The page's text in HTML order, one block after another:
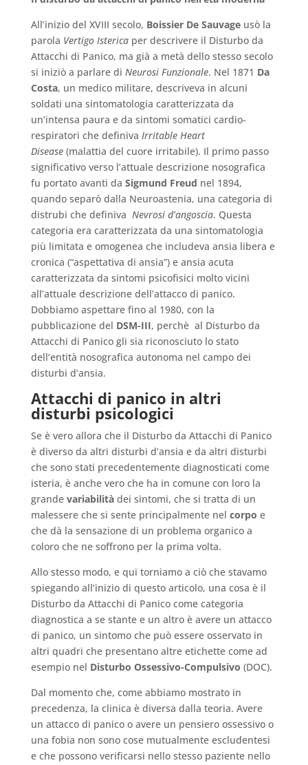
All’inizio del XVIII secolo, Boissier De Sauvageusò la
parola Vertigo Istericaper descrivere il Disturbo da
Attacchi di Panico, ma già a metà dello stesso secolo
si iniziò a parlare di Neurosi Funzionale. Nel 1871 Da
Costa, un medico militare, descriveva in alcuni
soldati una sintomatologia caratterizzata da
un’intensa paura e da sintomi somatici cardio-
respiratori che definiva Irritable Heart
Disease(malattia del cuore irritabile). Il primo passo
significativo verso l’attuale descrizione nosografica
fu portato avanti da Sigmund Freud nel 1894,
quando separò dalla Neuroastenia, una categoria di
distrubi che definiva Nevrosi d’angoscia. Questa
categoria era caratterizzata da una sintomatologia
più limitata e omogenea che includeva ansia libera e
cronica (“aspettativa di ansia”) e ansia acuta
caratterizzata da sintomi psicofisici molto vicini
all’attuale descrizione dell’attacco di panico.
Dobbiamo aspettare fino al 1980, con la
pubblicazione del DSM-III, perchè al Disturbo da
Attacchi di Panico gli sia riconosciuto lo stato
dell’entità nosografica autonoma nel campo dei
disturbi d’ansia.
Attacchi di panico in altri
disturbi psicologici
Se è vero allora che il Disturbo da Attacchi di Panico
è diverso da altri disturbi d’ansia e da altri disturbi
che sono stati precedentemente diagnosticati come
isteria, è anche vero che ha in comune con loro la
grande variabilitàdei sintomi, che si tratta di un
malessere che si sente principalmente nel corpo e
che dà la sensazione di un problema organico a
coloro che ne soffrono per la prima volta.
Allo stesso modo, e qui torniamo a ciò che stavamo
spiegando all’inizio di questo articolo, una cosa è il
Disturbo da Attacchi di Panico come categoria
diagnostica a se stante e un altro è avere un attacco
di panico, un sintomo che può essere osservato in
altri quadri che presentano altre etichette come ad
esempio nel Disturbo Ossessivo-Compulsivo (DOC).
Dal momento che, come abbiamo mostrato in
precedenza, la clinica è diversa dalla teoria. Avere
un attacco di panico o avere un pensiero ossessivo o
una fobia non sono cose mutualmente escludentesi
e che possono verificarsi nello stesso paziente nello